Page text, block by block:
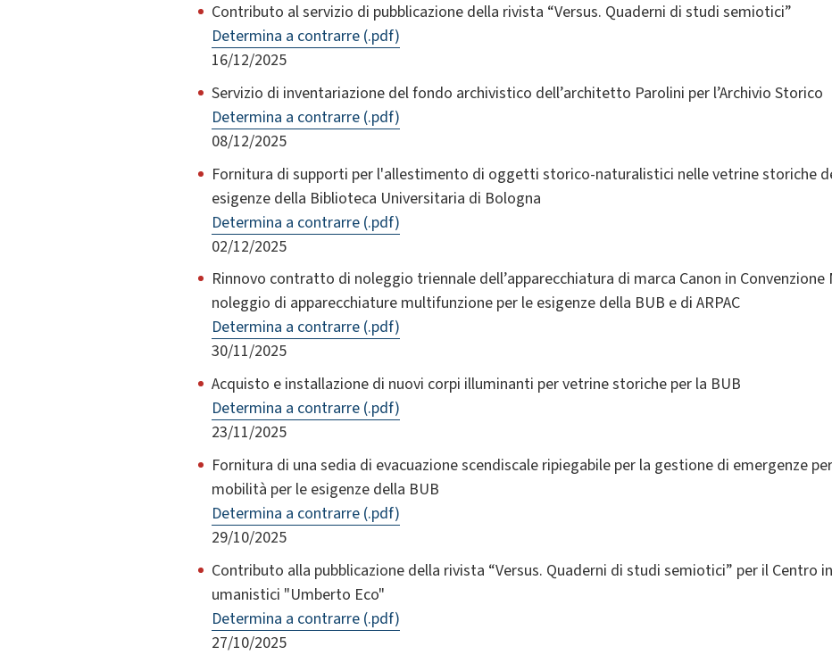
Contributo al servizio di pubblicazione della rivista “Versus. Quaderni di studi semiotici”
Determina a contrarre (.pdf)
16/12/2025
Servizio di inventariazione del fondo archivistico dell’architetto Parolini per l’Archivio Storico
Determina a contrarre (.pdf)
08/12/2025
Fornitura di supporti per l'allestimento di oggetti storico-naturalistici nelle vetrine storiche
esigenze della Biblioteca Universitaria di Bologna
Determina a contrarre (.pdf)
02/12/2025
Rinnovo contratto di noleggio triennale dell’apparecchiatura di marca Canon in Convenzione
noleggio di apparecchiature multifunzione per le esigenze della BUB e di ARPAC
Determina a contrarre (.pdf)
30/11/2025
Acquisto e installazione di nuovi corpi illuminanti per vetrine storiche per la BUB
Determina a contrarre (.pdf)
23/11/2025
Fornitura di una sedia di evacuazione scendiscale ripiegabile per la gestione di emergenze
mobilità per le esigenze della BUB
Determina a contrarre (.pdf)
29/10/2025
Contributo alla pubblicazione della rivista “Versus. Quaderni di studi semiotici” per il Centro
umanistici "Umberto Eco"
Determina a contrarre (.pdf)
27/10/2025